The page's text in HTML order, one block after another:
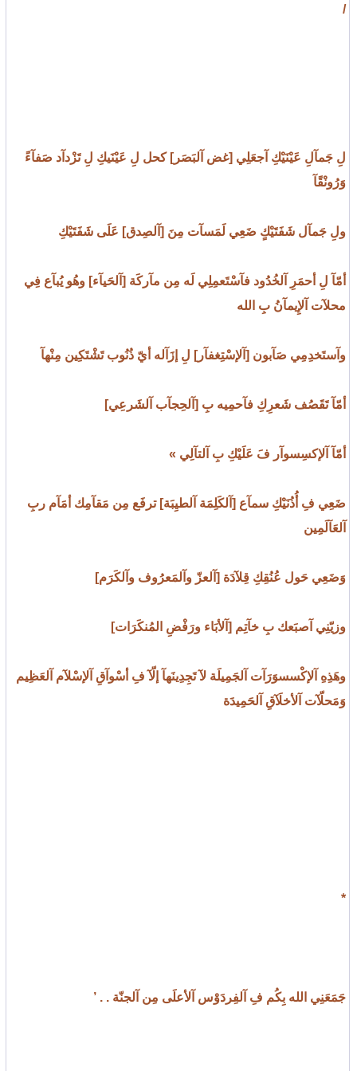
/
لِ جَمآلِ عَيْنَيْكِ آجعَلِي [غض آلبَصَر] كحل لِ عَيْنَيكِ لِ تَزْدآد صَفآءً
وَرُونْقًآ
ولِ جَمآل شَفَتَيْكٍ ضَعِي لَمَسآت مِنَ [آلصِدق] عَلَى شَفَتَيْكِ
أمّآ لِ أحمَرِ آلخُدُود فآسْتَعمِلِي لَه مِن مآركَة [آلحَيآء] وهُو يُبآع فِي
محلآت آلإِيمآنُ بِ الله
وآستَخدِمِي صَآبون [آلإسْتِغفآر] لِ إزَآله أيّ ذُنُوب تَشْتَكِين مِنْهآ
أمّآ تَقَصُف شَعرِكِ فآحمِيه بِ [آلحِجآب آلشَرعِي]
أمّآ آلإكسِسوآر فَ عَلَيْكِ بِ آلتآلِي »
ضَعِي فِ أُذُنَيْكِ سمآع [آلكَلِمَة آلطيِبَة] ترفَع مِن مَقآمِك أمَآم ربِ
آلعَآلَمِين
وَضَعِي حَول عُنُقِكِ قِلآدَة [آلعزّ وآلمَعرُوف وآلكَرَم]
وزيّنِي آصبَعك بِ خآتِم [آلأبَاء ورَفْضِ المُنكَرَات]
وهَذِهِ آلإكْسسوَرَآت آلجَمِيلَة لآ تَجِدِينَهآ إلّآ فِ أسْوآقِ آلإسْلآم آلعَظِيم
وَمَحلّآت آلأخلَآقِ آلحَمِيدَة
*
جَمَعَنِي الله بِكُم فِ آلفِردَوْس آلأعلَى مِن آلجنّة . . ’